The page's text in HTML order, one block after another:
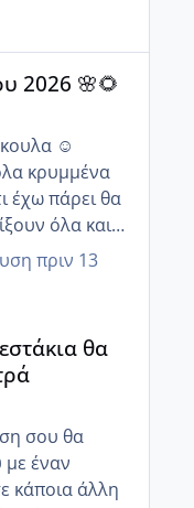
2026 🌸🌻
☺️
κρυμμένα
έχω πάρει θα
όλα και
όρθιο 😂
και τα
!!!
πριν 13
θα
σου θα
με έναν